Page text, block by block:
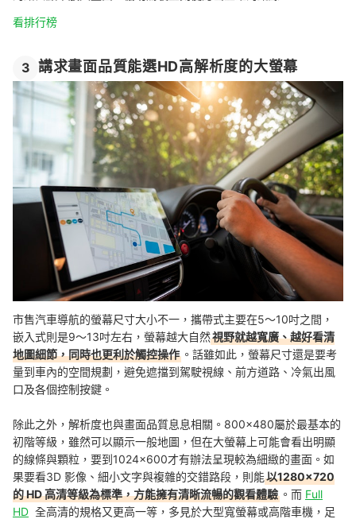
看排行榜
3 講求畫面品質能選HD高解析度的大螢幕
市售汽車導航的螢幕尺寸大小不一，攜帶式主要在5～10吋之間，
嵌入式則是9～13吋左右，螢幕越大自然視野就越寬廣、越好看清
地圖細節，同時也更利於觸控操作 。話雖如此，螢幕尺寸還是要考
量到車內的空間規劃，避免遮擋到駕駛視線、前方道路、冷氣出風
口及各個控制按鍵。
除此之外，解析度也與畫面品質息息相關。800×480屬於最基本的
初階等級，雖然可以顯示一般地圖，但在大螢幕上可能會看出明顯
的線條與顆粒，要到1024×600才有辦法呈現較為細緻的畫面。如
果要看3D 影像、細小文字與複雜的交錯路段，則能以1280×720
的 HD 高清等級為標準，方能擁有清晰流暢的觀看體驗 。而 Full
HD 全高清的規格又更高一等，多見於大型寬螢幕或高階車機，足